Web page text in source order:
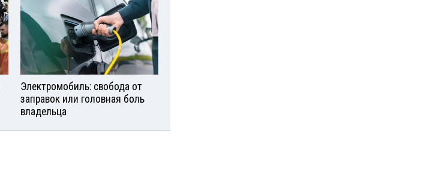
Электромобиль: свобода от
заправок или головная боль
владельца